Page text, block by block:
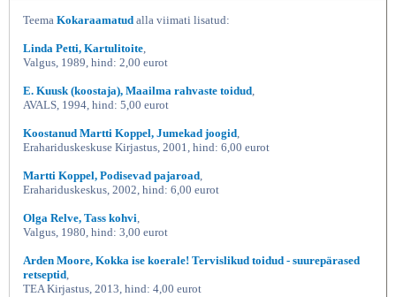
Teema Kokaraamatud alla viimati lisatud:
Linda Petti, Kartulitoite
Valgus, 1989, hind: 2,00 eurot
E. Kuusk (koostaja), Maailma rahvaste toidud
AVALS, 1994, hind: 5,00 eurot
Koostanud Martti Koppel, Jumekad joogid
Erahariduskeskuse Kirjastus, 2001, hind: 6,00 eurot
Martti Koppel, Podisevad pajaroad
Erahariduskeskus, 2002, hind: 6,00 eurot
Olga Relve, Tass kohvi
Valgus, 1980, hind: 3,00 eurot
Arden Moore, Kokka ise koerale! Tervislikud toidud - suurepärased
retseptid
TEA Kirjastus, 2013, hind: 4,00 eurot